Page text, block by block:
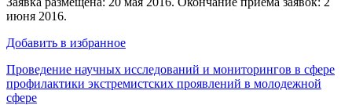
июня 2016.
Добавить в избранное
Проведение научных исследований и мониторингов в сфере
профилактики экстремистских проявлений в молодежной
сфере